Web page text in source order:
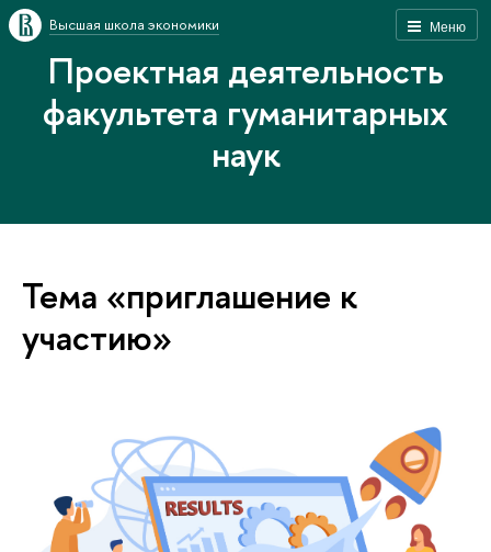
Меню
Высшая школа экономики
Проектная деятельность
факультета гуманитарных
наук
Тема «приглашение к
участию»